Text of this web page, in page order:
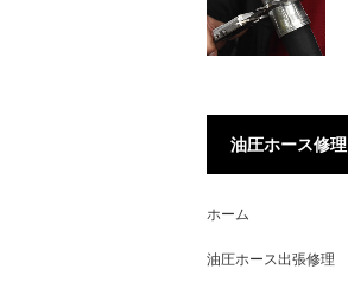
油圧ホース修理
ホーム
油圧ホース出張修理